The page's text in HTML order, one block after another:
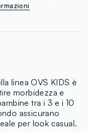
linea OVS KIDS è
morbidezza e
tra i 3 e i 10
assicurano
per look casual.